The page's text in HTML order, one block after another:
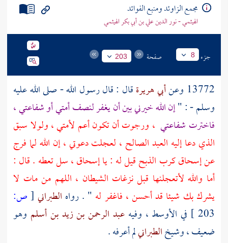
مجمع الزاوئد ومنبع الفوائد
الهيثمي - نور الدين علي بن أبي بكر الهيثمي
جزء 8 صفحة 203
13772 وعن أبي هريرةقال : قال رسول الله - صلى الله عليه
وسلم - : "إن الله خيرني بين أن يغفر لنصف أمتي أو شفاعتي ،
فاخترت شفاعتي ، ورجوت أن تكون أعم لأمتي ، ولولا سبق
الذي دعا إليه العبد الصالح ، لعجلت دعوتي ، إن الله لما فرج
عنإسحاقكرب الذبح قيل له : ياإسحاق، سل تعطه . قال :
أما والله لأتعجلنها قبل نزغات الشيطان ، اللهم من مات لا
يشرك بك شيئا قد أحسن ، فاغفر له " . رواه الطبراني [ص:
203 ] في الأوسط ، وفيه عبد الرحمن بن زيد بن أسلم وهو
ضعيف ، وشيخالطبرانيلم أعرفه .